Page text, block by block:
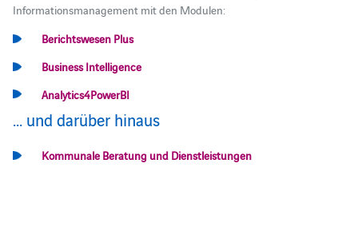
Informationsmanagement mit den Modulen:
Berichtswesen Plus
Business Intelligence
Analytics4PowerBI
... und darüber hinaus
Kommunale Beratung und Dienstleistungen